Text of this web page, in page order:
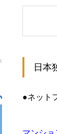
日本
●ネット